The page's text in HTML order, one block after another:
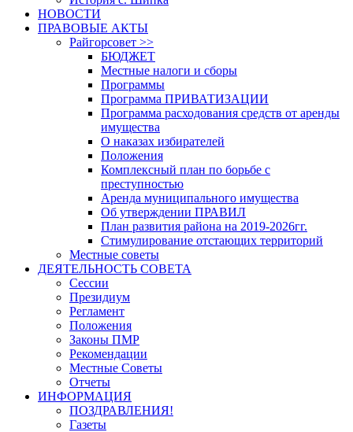
НОВОСТИ
ПРАВОВЫЕ АКТЫ
Райгорсовет >>
БЮДЖЕТ
Местные налоги и сборы
Программы
Программа ПРИВАТИЗАЦИИ
Программа расходования средств от аренды
имущества
О наказах избирателей
Положения
Комплексный план по борьбе с
преступностью
Аренда муниципального имущества
Об утверждении ПРАВИЛ
План развития района на 2019-2026гг.
Стимулирование отстающих территорий
Местные советы
ДЕЯТЕЛЬНОСТЬ СОВЕТА
Сессии
Президиум
Регламент
Положения
Законы ПМР
Рекомендации
Местные Советы
Отчеты
ИНФОРМАЦИЯ
ПОЗДРАВЛЕНИЯ!
Газеты